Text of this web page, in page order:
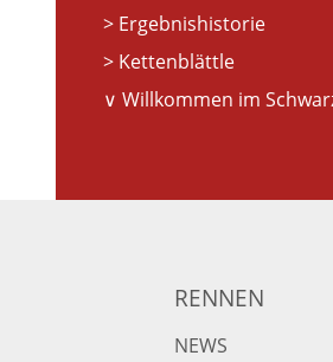
Ergebnishistorie
Kettenblättle
Willkommen im
RENNEN
NEWS